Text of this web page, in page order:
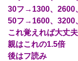
30フ→1300、2600
50フ→1600、3200
これ覚えれば大丈夫
親はこれの1.5倍
後はフ読み